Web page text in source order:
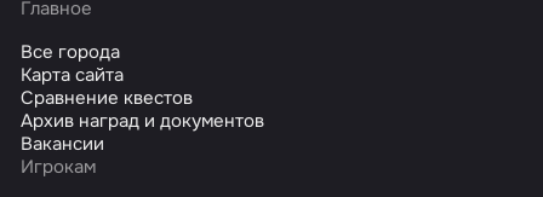
Главное
Все города
Карта сайта
Сравнение квестов
Архив наград и документов
Вакансии
Игрокам